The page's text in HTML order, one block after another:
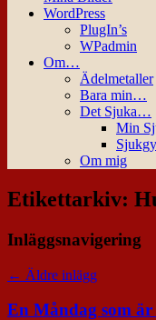
WordPress
PlugIn’s
WPadmin
Om…
Ädelmetaller
Bara min…
Det Sjuka…
Min
Om mig
Etikettarkiv:
Inläggsnavigering
← Äldre inlägg
En Måndag som